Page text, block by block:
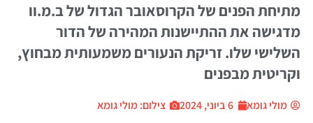
מתיחת הפנים של הקרוסאובר הגדול של ב.מ.וו
מדגישה את ההתיישנות המהירה של הדור
השלישי שלו. זריקת הנעורים משמעותית מבחוץ,
וקריטית מבפנים
מולי גומא 6 ביוני, 2024 צילום: מולי גומא